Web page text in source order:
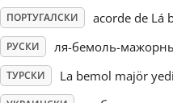
简体中文
繁體中文
ПОРТУГАЛСКИ acorde de Lá
РУСКИ ля-бемоль-
ТУРСКИ La bemol majör